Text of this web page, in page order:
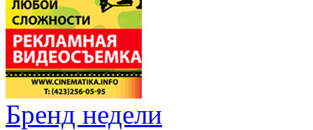
Бренд недели